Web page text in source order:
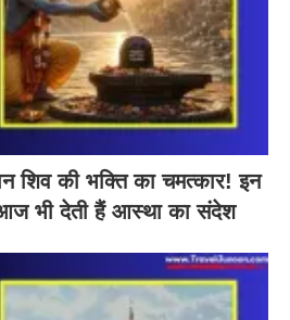
शिव की भक्ति का चमत्कार! इन
भी देती हैं आस्था का संदेश